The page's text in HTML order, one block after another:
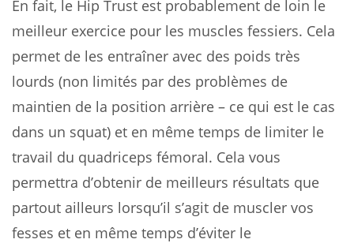
En fait, le Hip Trust est probablement de loin le
meilleur exercice pour les muscles fessiers. Cela
permet de les entraîner avec des poids très
lourds (non limités par des problèmes de
maintien de la position arrière – ce qui est le cas
dans un squat) et en même temps de limiter le
travail du quadriceps fémoral. Cela vous
permettra d’obtenir de meilleurs résultats que
partout ailleurs lorsqu’il s’agit de muscler vos
fesses et en même temps d’éviter le